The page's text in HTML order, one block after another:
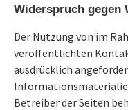
Widerspruch gegen
Der Nutzung von im
veröffentlichten
ausdrücklich
Betreiber der Seiten